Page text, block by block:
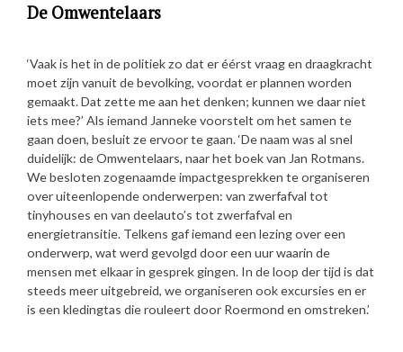
De Omwentelaars
‘Vaak is het in de politiek zo dat er éérst vraag en draagkracht
moet zijn vanuit de bevolking, voordat er plannen worden
gemaakt. Dat zette me aan het denken; kunnen we daar niet
iets mee?’ Als iemand Janneke voorstelt om het samen te
gaan doen, besluit ze ervoor te gaan. ‘De naam was al snel
duidelijk: de Omwentelaars, naar het boek van Jan Rotmans.
We besloten zogenaamde impactgesprekken te organiseren
over uiteenlopende onderwerpen: van zwerfafval tot
tinyhouses en van deelauto’s tot zwerfafval en
energietransitie. Telkens gaf iemand een lezing over een
onderwerp, wat werd gevolgd door een uur waarin de
mensen met elkaar in gesprek gingen. In de loop der tijd is dat
steeds meer uitgebreid, we organiseren ook excursies en er
is een kledingtas die rouleert door Roermond en omstreken.’